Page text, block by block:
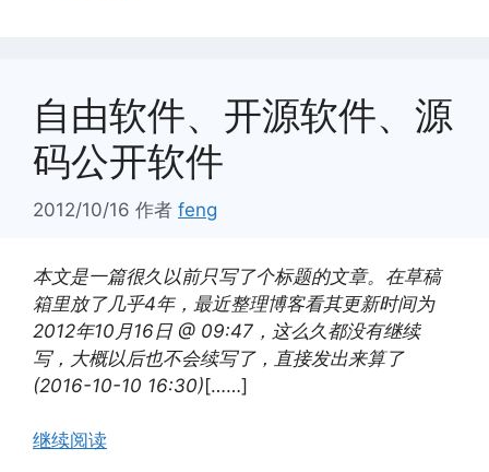
自由软件、开源软件、源
码公开软件
2012/10/16 作者 feng
本文是一篇很久以前只写了个标题的文章。在草稿
箱里放了几乎4年，最近整理博客看其更新时间为
2012年10月16日 @ 09:47，这么久都没有继续
写，大概以后也不会续写了，直接发出来算了
(2016-10-10 16:30)[……]
继续阅读